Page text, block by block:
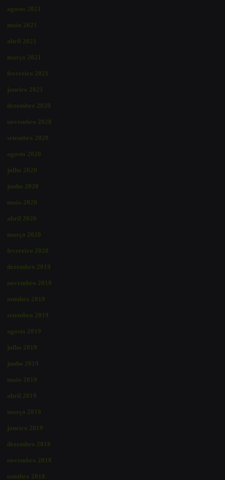
agosto 2021
maio 2021
abril 2021
março 2021
fevereiro 2021
janeiro 2021
dezembro 2020
novembro 2020
setembro 2020
agosto 2020
julho 2020
junho 2020
maio 2020
abril 2020
março 2020
fevereiro 2020
dezembro 2019
novembro 2019
outubro 2019
setembro 2019
agosto 2019
julho 2019
junho 2019
maio 2019
abril 2019
março 2019
janeiro 2019
dezembro 2018
novembro 2018
outubro 2018